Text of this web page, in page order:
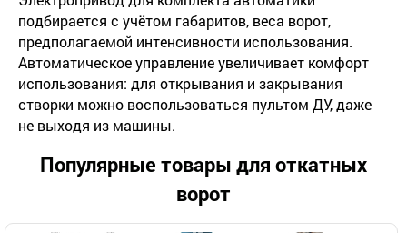
подбирается с учётом габаритов, веса ворот,
предполагаемой интенсивности использования.
Автоматическое управление увеличивает комфорт
использования: для открывания и закрывания
створки можно воспользоваться пультом ДУ, даже
не выходя из машины.
Популярные товары для откатных
ворот